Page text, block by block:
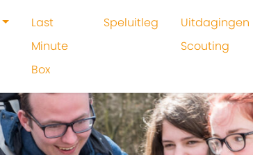
Last
Minute
Box
Speluitleg
Uitdagingen
Scouting